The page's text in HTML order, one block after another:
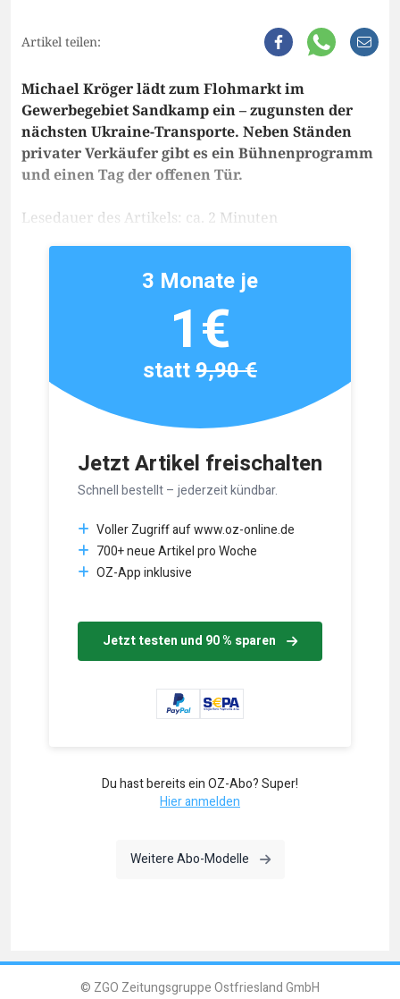
Artikel teilen:
Michael Kröger lädt zum Flohmarkt im
Gewerbegebiet Sandkamp ein – zugunsten der
nächsten Ukraine-Transporte. Neben Ständen
privater Verkäufer gibt es ein Bühnenprogramm
und einen Tag der offenen Tür.
Lesedauer des Artikels: ca. 2 Minuten
Jetzt Artikel freischalten
Schnell bestellt – jederzeit kündbar.
Voller Zugriff auf www.oz-online.de
700+ neue Artikel pro Woche
OZ-App inklusive
Jetzt testen und 90 % sparen
3 Monate je
1€
statt9,90 €
Du hast bereits ein OZ-Abo? Super!
Hier anmelden
Weitere Abo-Modelle
© ZGO Zeitungsgruppe Ostfriesland GmbH